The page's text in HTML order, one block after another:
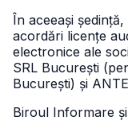
În aceeași
acordări licențe
electronice ale
SRL București
București) și
Biroul Informare